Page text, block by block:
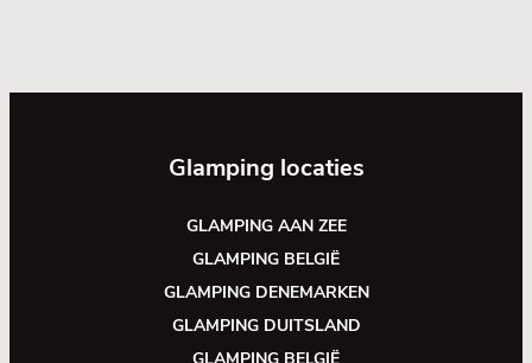
Glamping locaties
GLAMPING AAN ZEE
GLAMPING BELGIË
GLAMPING DENEMARKEN
GLAMPING DUITSLAND